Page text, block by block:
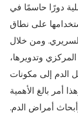
دورًا حاسمًا في
على نطاق
ومن خلال
وتدويرها،
الدم إلى مكونات
أمر بالغ الأهمية
أمراض الدم.